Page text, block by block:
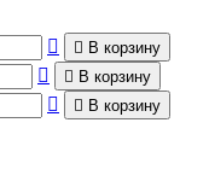
  В корзину
  В корзину
  В корзину